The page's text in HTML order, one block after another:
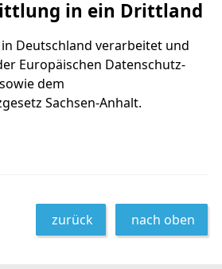
in ein Drittland
Deutschland verarbeitet und
Europäischen Datenschutz-
dem
Sachsen-Anhalt.
zurück nach oben